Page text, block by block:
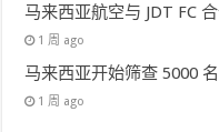
马来西亚航空与 JDT FC
1 周 ago
马来西亚开始筛查 5000
1 周 ago